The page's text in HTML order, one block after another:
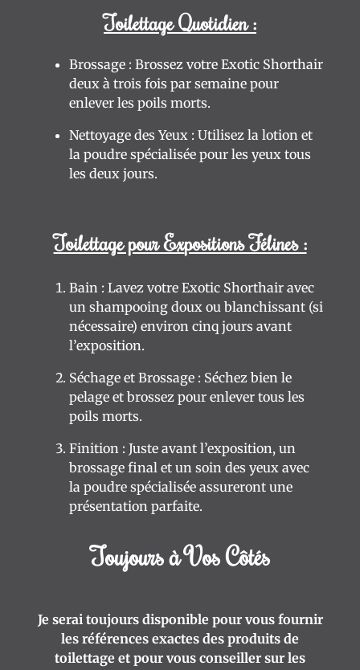
Toilettage Quotidien :
Brossage : Brossez votre Exotic Shorthair
deux à trois fois par semaine pour
enlever les poils morts.
Nettoyage des Yeux : Utilisez la lotion et
la poudre spécialisée pour les yeux tous
les deux jours.
Toilettage pour Expositions Félines :
Bain : Lavez votre Exotic Shorthair avec
un shampooing doux ou blanchissant (si
nécessaire) environ cinq jours avant
l’exposition.
Séchage et Brossage : Séchez bien le
pelage et brossez pour enlever tous les
poils morts.
Finition : Juste avant l’exposition, un
brossage final et un soin des yeux avec
la poudre spécialisée assureront une
présentation parfaite.
Toujours à Vos Côtés
Je serai toujours disponible pour vous fournir
les références exactes des produits de
toilettage et pour vous conseiller sur les